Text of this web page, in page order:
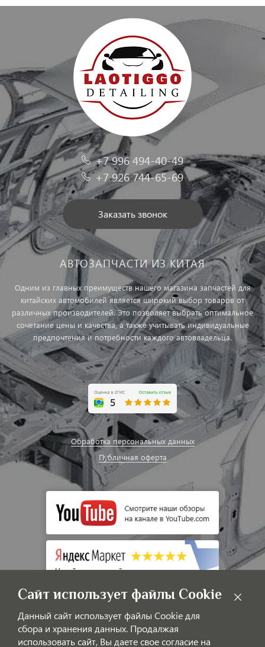
+7 996 494-40-49
+7 926 744-65-69
Заказать звонок
АВТОЗАПЧАСТИ ИЗ КИТАЯ
Одним из главных преимуществ нашего магазина запчастей для
китайских автомобилей является широкий выбор товаров от
различных производителей. Это позволяет выбрать оптимальное
сочетание цены и качества, а также учитывать индивидуальные
предпочтения и потребности каждого автовладельца.
Обработка персональных данных
Публичная оферта
Сайт использует файлы Cookie
Данный сайт использует файлы Cookie для
сбора и хранения данных. Продалжая
использовать сайт, Вы даете свое согласие на